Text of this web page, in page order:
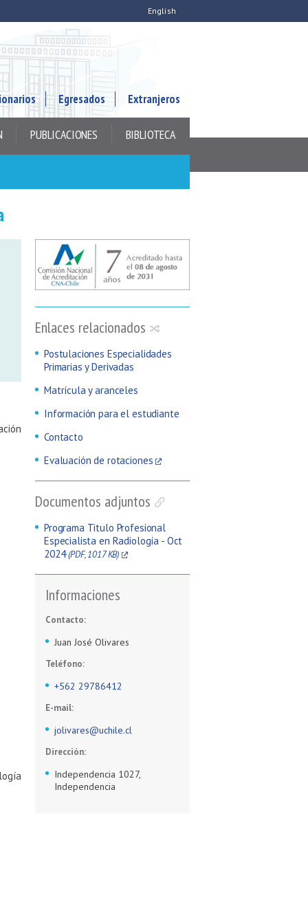
English
Egresados Extranjeros
PUBLICACIONES BIBLIOTECA
Enlaces relacionados
Postulaciones Especialidades
Primarias y Derivadas
Matrícula y aranceles
Información para el estudiante
Contacto
Evaluación de rotaciones
Documentos adjuntos
Programa Titulo Profesional
Especialista en Radiología - Oct
2024(PDF, 1017 KB)
Informaciones
Contacto:
Juan José Olivares
Teléfono:
+562 29786412
E-mail:
jolivares@uchile.cl
Dirección:
Independencia 1027,
Independencia